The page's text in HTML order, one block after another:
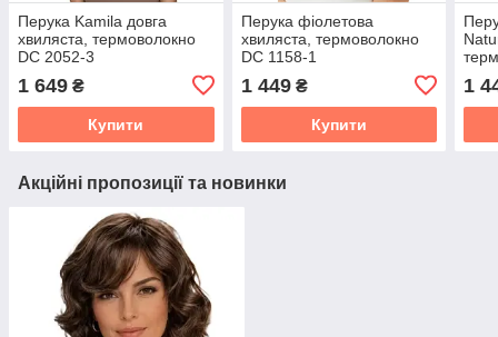
Перука Kamila довга
хвиляста, термоволокно
DC 2052-3
1 649 ₴
Купити
Перука фіолетова
хвиляста, термоволокно
DC 1158-1
1 449₴
Купити
1
Акційні пропозиції та новинки